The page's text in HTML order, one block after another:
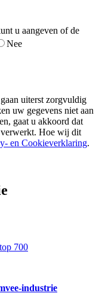
u aangeven of de
Nee
uiterst zorgvuldig
uw gegevens niet aan
gaat u akkoord dat
verwerkt. Hoe wij dit
en Cookieverklaring.
industrie